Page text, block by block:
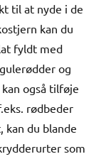
til at nyde i de
kan du
fyldt med
og
også tilføje
rødbeder
kan du blande
som